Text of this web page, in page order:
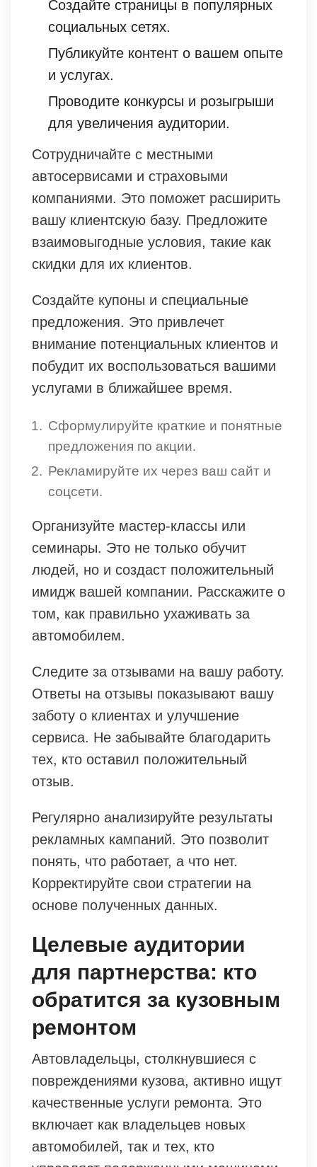
Создайте страницы в популярных
социальных сетях.
Публикуйте контент о вашем опыте
и услугах.
Проводите конкурсы и розыгрыши
для увеличения аудитории.
Сотрудничайте с местными
автосервисами и страховыми
компаниями. Это поможет расширить
вашу клиентскую базу. Предложите
взаимовыгодные условия, такие как
скидки для их клиентов.
Создайте купоны и специальные
предложения. Это привлечет
внимание потенциальных клиентов и
побудит их воспользоваться вашими
услугами в ближайшее время.
Сформулируйте краткие и понятные
предложения по акции.
Рекламируйте их через ваш сайт и
соцсети.
Организуйте мастер-классы или
семинары. Это не только обучит
людей, но и создаст положительный
имидж вашей компании. Расскажите о
том, как правильно ухаживать за
автомобилем.
Следите за отзывами на вашу работу.
Ответы на отзывы показывают вашу
заботу о клиентах и улучшение
сервиса. Не забывайте благодарить
тех, кто оставил положительный
отзыв.
Регулярно анализируйте результаты
рекламных кампаний. Это позволит
понять, что работает, а что нет.
Корректируйте свои стратегии на
основе полученных данных.
Целевые аудитории
для партнерства: кто
обратится за кузовным
ремонтом
Автовладельцы, столкнувшиеся с
повреждениями кузова, активно ищут
качественные услуги ремонта. Это
включает как владельцев новых
автомобилей, так и тех, кто